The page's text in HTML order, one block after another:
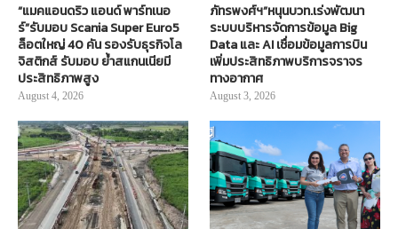
“แมคแอนดริว แอนด์ พาร์ทเนอ
ร์”รับมอบ Scania Super Euro5
ล็อตใหญ่ 40 คัน รองรับธุรกิจโล
จิสติกส์ รับมอบ ย้ำสแกนเนียมี
ประสิทธิภาพสูง
August 4, 2026
ภัทรพงศ์ฯ”หนุนบวท.เร่งพัฒนา
ระบบบริหารจัดการข้อมูล Big
Data และ AI เชื่อมข้อมูลการบิน
เพิ่มประสิทธิภาพบริการจราจร
ทางอากาศ
August 3, 2026